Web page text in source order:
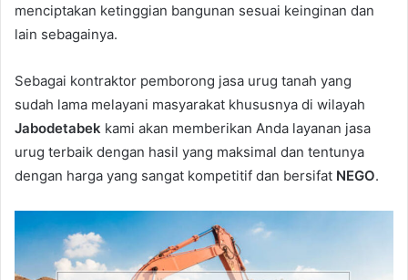
menciptakan ketinggian bangunan sesuai keinginan dan
lain sebagainya.
Sebagai kontraktor pemborong jasa urug tanah yang
sudah lama melayani masyarakat khususnya di wilayah
Jabodetabek kami akan memberikan Anda layanan jasa
urug terbaik dengan hasil yang maksimal dan tentunya
dengan harga yang sangat kompetitif dan bersifat NEGO.